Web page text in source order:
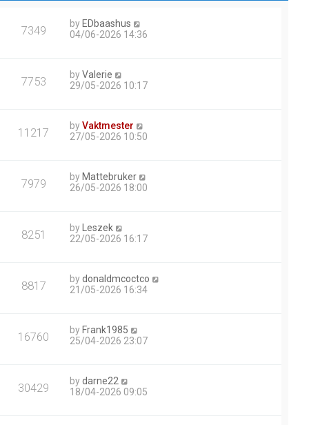
7349 by EDbaashus
04/06-2026 14:36
7753 byValerie
29/05-2026 10:17
11217 byVaktmester
27/05-2026 10:50
7979 by Mattebruker
26/05-2026 18:00
8251 by
Leszek
22/05-2026 16:17
8817 bydonaldmcoctco
21/05-2026 16:34
16760 by Frank1985
25/04-2026 23:07
30429 bydarne22
18/04-2026 09:05